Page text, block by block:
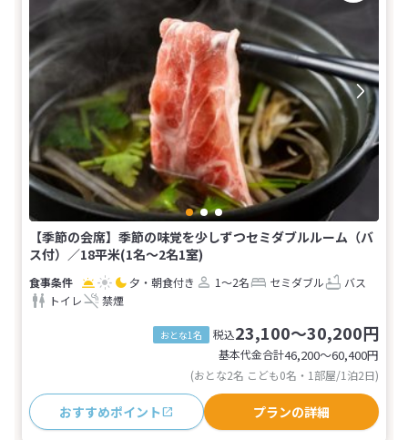
【季節の会席】季節の味覚を少しずつセミダブルルーム（バ
ス付）／18平米(1名～2名1室)
夕・朝食付き 1～2名 セミダブル
バス
トイレ
禁煙
おとな1名 税込23,100～30,200円
基本代金合計46,200〜60,400円
(おとな2名 こども0名・1部屋/1泊2日)
おすすめポイント プランの詳細